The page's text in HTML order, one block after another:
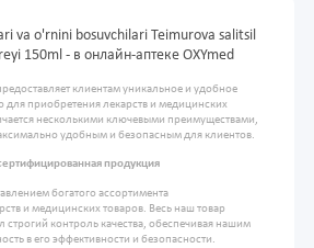
va o'rnini bosuvchilari Teimurova salitsil
150ml - в онлайн-аптеке OXYmed
клиентам уникальное и удобное
для приобретения лекарств и медицинских
несколькими ключевыми преимуществами,
удобным и безопасным для клиентов.
продукция
богатого ассортимента
и медицинских товаров. Весь наш товар
контроль качества, обеспечивая нашим
в его эффективности и безопасности.